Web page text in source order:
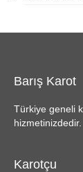
Barış Karot
Türkiye geneli
hizmetinizdedir.
Karotçu